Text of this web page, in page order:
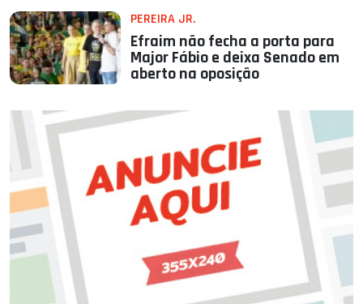
PEREIRA JR.
Efraim não fecha a porta para
Major Fábio e deixa Senado em
aberto na oposição